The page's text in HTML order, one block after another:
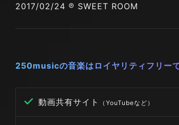
2017/02/24 ℗ SWEET ROOM
250musicの音楽はロイヤリティフリー
動画共有サイト （YouTubeなど）